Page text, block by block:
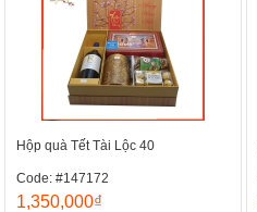
Hộp quà Tết Tài Lộc 40
Code: #147172
1,350,000₫